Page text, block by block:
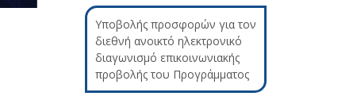
Υποβολής προσφορών για τον
διεθνή ανοικτό ηλεκτρονικό
διαγωνισμό επικοινωνιακής
προβολής του Προγράμματος